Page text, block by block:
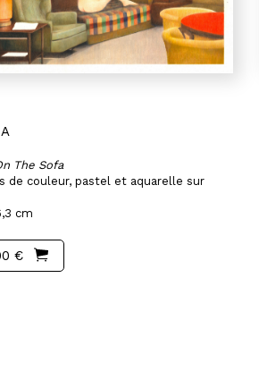
The Sofa
de couleur, pastel et aquarelle sur
cm
€